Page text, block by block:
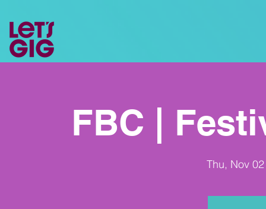
FBC |
Thu, Nov 02